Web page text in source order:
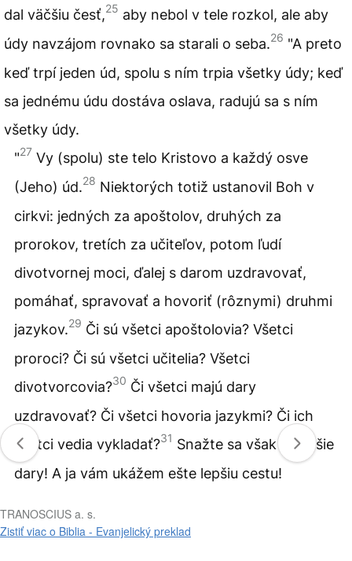
dal väčšiu česť,25 aby nebol v tele rozkol, ale aby
údy navzájom rovnako sa starali o seba.26 "A preto
keď trpí jeden úd, spolu s ním trpia všetky údy; keď
sa jednému údu dostáva oslava, radujú sa s ním
všetky údy.
"27 Vy (spolu) ste telo Kristovo a každý osve
(Jeho) úd.28 Niektorých totiž ustanovil Boh v
cirkvi: jedných za apoštolov, druhých za
prorokov, tretích za učiteľov, potom ľudí
divotvornej moci, ďalej s darom uzdravovať,
pomáhať, spravovať a hovoriť (rôznymi) druhmi
jazykov.29 Či sú všetci apoštolovia? Všetci
proroci? Či sú všetci učitelia? Všetci
divotvorcovia?30 Či všetci majú dary
uzdravovať? Či všetci hovoria jazykmi? Či ich
všetci vedia vykladať?31 Snažte sa však o vyššie
dary! A ja vám ukážem ešte lepšiu cestu!
TRANOSCIUS a. s.
Zistiť viac o Biblia - Evanjelický preklad